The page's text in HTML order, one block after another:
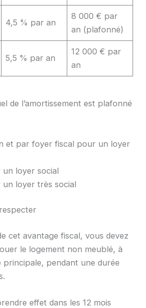
4,5 % par an
8 000 € par
an (plafonné)
5,5 % par an
12 000 € par
an
de l’amortissement est plafonné
et par foyer fiscal pour un loyer
loyer social
loyer très social
cet avantage fiscal, vous devez
le logement non meublé, à
principale, pendant une durée
effet dans les 12 mois